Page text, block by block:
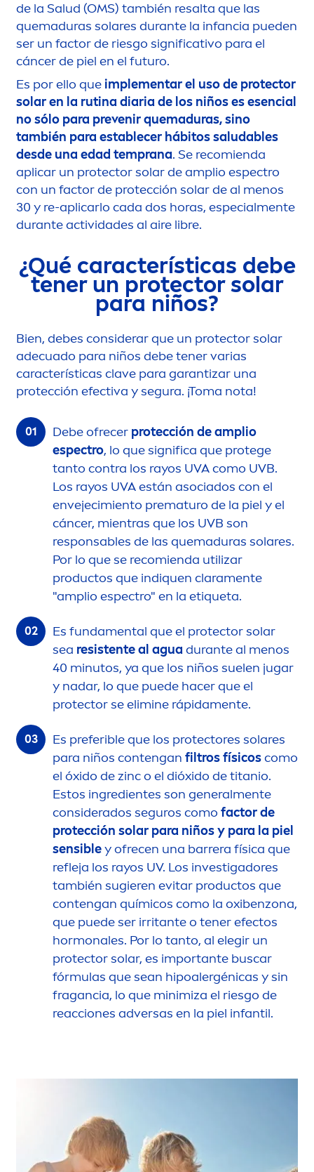
de la Salud (OMS) también resalta que las
quemaduras solares durante la infancia pueden
ser un factor de riesgo significativo para el
cáncer de piel en el futuro.
Es por ello queimplementar el uso de protector
solar en la rutina diaria de los niños es esencial
no sólo para prevenir quemaduras, sino
también para establecer hábitos saludables
desde una edad temprana. Se recomienda
aplicar un protector solar de amplio espectro
con un factor de protección solar de al menos
30 y re-aplicarlo cada dos horas, especialmente
durante actividades al aire libre.
¿Qué características debe
tener un protector solar
para niños?
Bien, debes considerar que un protector solar
adecuado para niños debe tener varias
características clave para garantizar una
protección efectiva y segura. ¡Toma nota!
Debe ofrecer protección de amplio
espectro, lo que significa que protege
tanto contra los rayos UVA como UVB.
Los rayos UVA están asociados con el
envejecimiento prematuro de la piel y el
cáncer, mientras que los UVB son
responsables de las quemaduras solares.
Por lo que se recomienda utilizar
productos que indiquen claramente
"amplio espectro" en la etiqueta.
Es fundamental que el protector solar
sea resistente al aguadurante al menos
40 minutos, ya que los niños suelen jugar
y nadar, lo que puede hacer que el
protector se elimine rápidamente.
Es preferible que los protectores solares
para niños contengan filtros físicoscomo
el óxido de zinc o el dióxido de titanio.
Estos ingredientes son generalmente
considerados seguros como factor de
protección solar para niños y para la piel
sensibley ofrecen una barrera física que
refleja los rayos UV. Los investigadores
también sugieren evitar productos que
contengan químicos como la oxibenzona,
que puede ser irritante o tener efectos
hormonales. Por lo tanto, al elegir un
protector solar, es importante buscar
fórmulas que sean hipoalergénicas y sin
fragancia, lo que minimiza el riesgo de
reacciones adversas en la piel infantil.